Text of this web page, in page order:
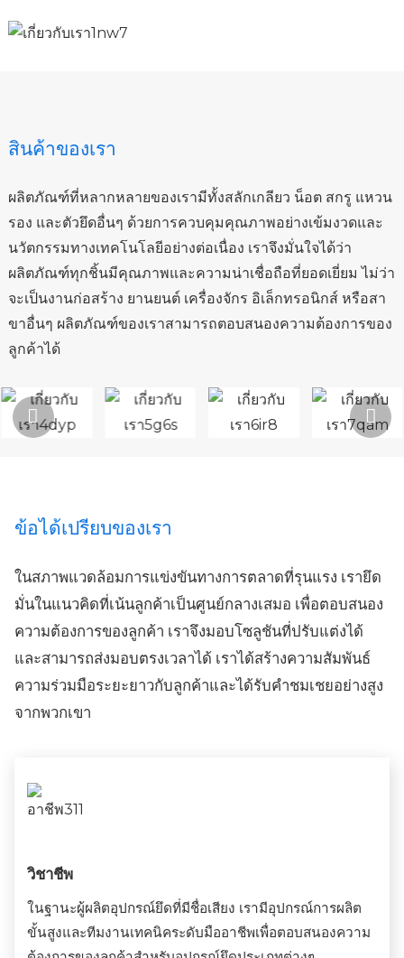
สินค้าของเรา
ผลิตภัณฑ์ที่หลากหลายของเรามีทั้งสลักเกลียว น็อต สกรู แหวน
รอง และตัวยึดอื่นๆ ด้วยการควบคุมคุณภาพอย่างเข้มงวดและ
นวัตกรรมทางเทคโนโลยีอย่างต่อเนื่อง เราจึงมั่นใจได้ว่า
ผลิตภัณฑ์ทุกชิ้นมีคุณภาพและความน่าเชื่อถือที่ยอดเยี่ยม ไม่ว่า
จะเป็นงานก่อสร้าง ยานยนต์ เครื่องจักร อิเล็กทรอนิกส์ หรือสา
ขาอื่นๆ ผลิตภัณฑ์ของเราสามารถตอบสนองความต้องการของ
ลูกค้าได้
ข้อได้เปรียบของเรา
ในสภาพแวดล้อมการแข่งขันทางการตลาดที่รุนแรง เรายึด
มั่นในแนวคิดที่เน้นลูกค้าเป็นศูนย์กลางเสมอ เพื่อตอบสนอง
ความต้องการของลูกค้า เราจึงมอบโซลูชันที่ปรับแต่งได้
และสามารถส่งมอบตรงเวลาได้ เราได้สร้างความสัมพันธ์
ความร่วมมือระยะยาวกับลูกค้าและได้รับคำชมเชยอย่างสูง
จากพวกเขา
วิชาชีพ
ในฐานะผู้ผลิตอุปกรณ์ยึดที่มีชื่อเสียง เรามีอุปกรณ์การผลิต
ขั้นสูงและทีมงานเทคนิคระดับมืออาชีพเพื่อตอบสนองความ